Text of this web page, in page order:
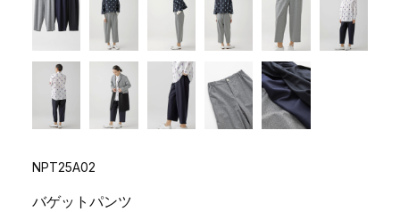
NPT25A02
バゲットパンツ